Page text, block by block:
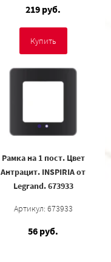
219 руб.
Купить
Рамка на 1 пост. Цвет
Антрацит. INSPIRIA от
Legrand. 673933
Артикул: 673933
56 руб.